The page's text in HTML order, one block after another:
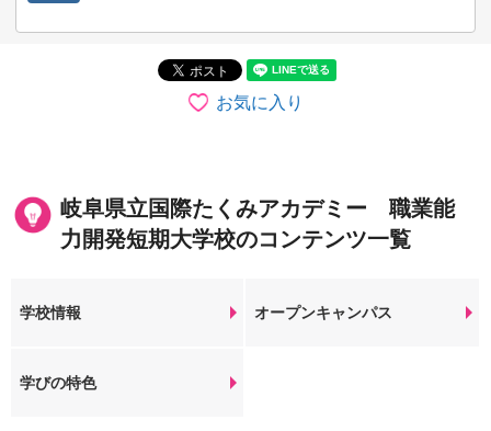
お気に入り
岐阜県立国際たくみアカデミー 職業能
力開発短期大学校のコンテンツ一覧
学校情報 オープンキャンパス
学びの特色